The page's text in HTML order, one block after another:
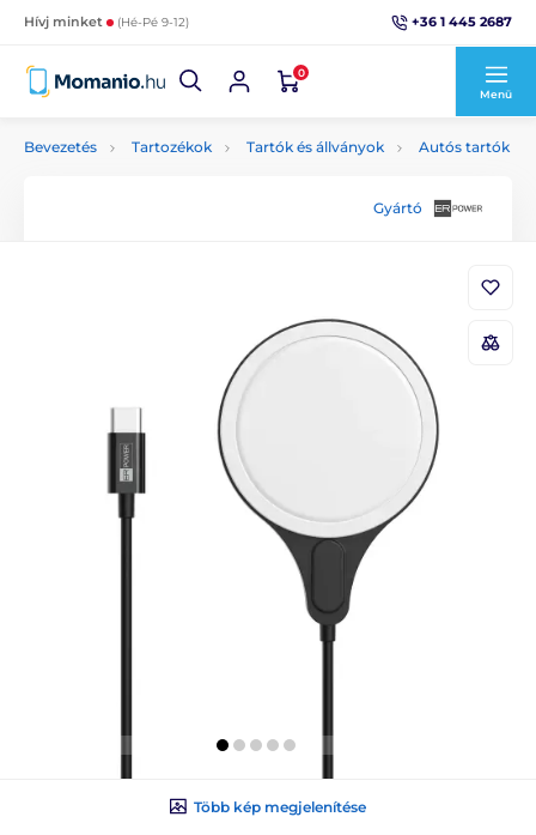
Hívj minket (Hé-Pé 9-12) +36 1 445 2687
0
Menü
Bevezetés Tartozékok Tartók és állványok Autós tartók
Gyártó
Több kép megjelenítése